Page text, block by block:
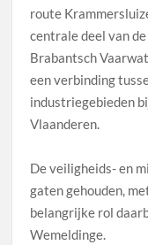
route
centrale deel van
Brabantsch
een verbinding
industriegebieden
Vlaanderen.
De veiligheids- en
gaten gehouden,
belangrijke rol
Wemeldinge.